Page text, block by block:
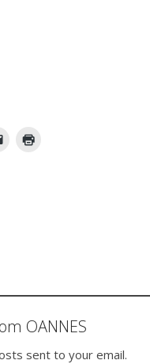
OANNES
sent to your email.